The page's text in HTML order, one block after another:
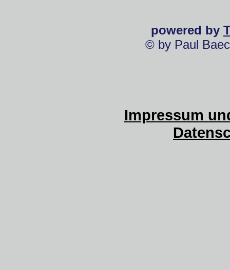
powered by
© by Paul
Impressum